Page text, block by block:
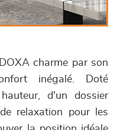
charme par son
inégalé. Doté
d'un dossier
relaxation pour les